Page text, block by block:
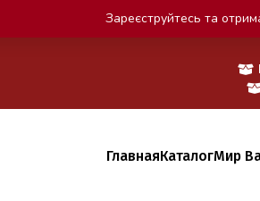
ГлавнаяКаталогМир
Зареєструйтесь та